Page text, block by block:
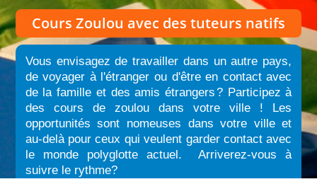
Cours Zoulou avec des tuteurs natifs
Vous envisagez de travailler dans un autre pays,
de voyager à l'étranger ou d'être en contact avec
de la famille et des amis étrangers?Participez à
des cours de zoulou dans votre ville ! Les
opportunités sont nomeuses dans votre ville et
au-delà pour ceux qui veulent garder contact avec
le monde polyglotte actuel. Arriverez-vous à
suivre le rythme?